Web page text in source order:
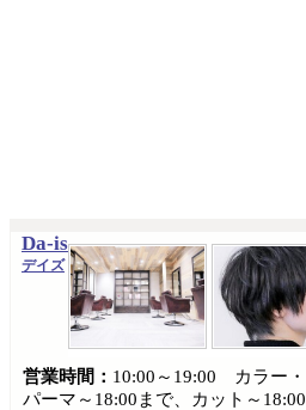
Da-is
デイズ
営業時間： 10:00～19:00 カラー・
パーマ～18:00まで、カット～18:00